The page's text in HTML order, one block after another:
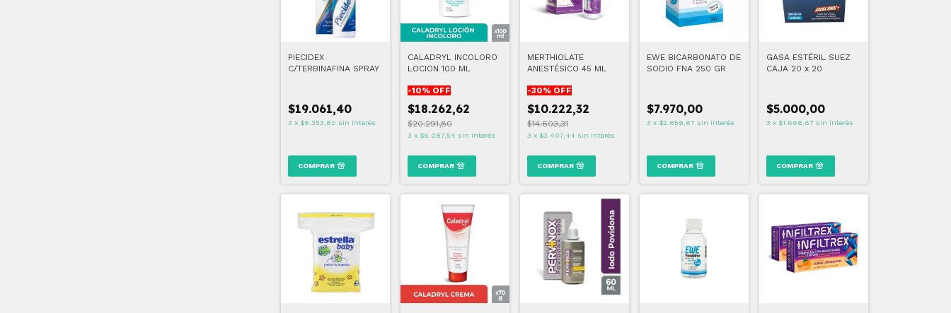
PIECIDEX
C/TERBINAFINA SPRAY
$19.061,40
3 x $6.353,80 sin interés
CALADRYL INCOLORO
LOCION 100 ML
-10% OFF
$18.262,62
$20.291,80
3 x $6.087,54 sin interés
MERTHIOLATE
ANESTÉSICO 45 ML
-30% OFF
$10.222,32
$14.603,31
3 x $3.407,44 sin interés
EWE BICARBONATO DE
SODIO FNA 250 GR
$7.970,00
3 x $2.656,67 sin interés
GASA ESTÉRIL SUEZ
CAJA 20 x 20
$5.000,00
3 x $1.666,67 sin interés